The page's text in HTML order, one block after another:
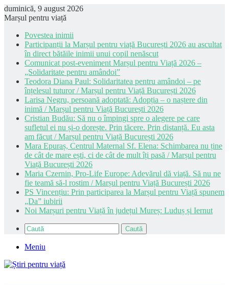
duminică, 9 august 2026
Marșul pentru viață
Povestea inimii
Participanții la Marșul pentru viață București 2026 au ascultat
în direct bătăile inimii unui copil nenăscut
Comunicat post-eveniment Marșul pentru Viață 2026 –
„Solidaritate pentru amândoi”
Teodora Diana Paul: Solidaritatea pentru amândoi – pe
înțelesul tuturor / Marșul pentru Viață București 2026
Larisa Negru, persoană adoptată: Adopția – o naștere din
inimă / Marșul pentru Viață București 2026
Cristian Budău: Să nu o împingi spre o alegere pe care
sufletul ei nu și-o dorește. Prin tăcere. Prin distanță. Eu asta
am făcut / Marșul pentru Viață București 2026
Mara Epuraș, Centrul Maternal Sf. Elena: Schimbarea nu ține
de cât de mare ești, ci de cât de mult îți pasă / Marșul pentru
Viață București 2026
Maria Czernin, Pro-Life Europe: Adevărul dă viață. Să nu ne
fie teamă să-l rostim / Marșul pentru Viață București 2026
PS Vincențiu: Prin participarea la Marșul pentru Viață spunem
„Da” iubirii
Noi Marșuri pentru Viață în județul Mureș: Luduș și Iernut
Caută
Meniu